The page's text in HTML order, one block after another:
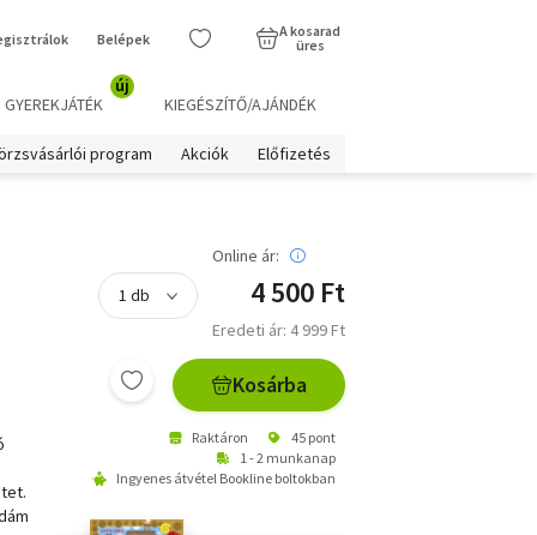
Belépek
A kosarad
üres
GYEREKJÁTÉK
új
KIEGÉSZÍTŐ/AJÁNDÉK
program Akciók Előfizetés
Online ár:
4 500 Ft
Eredeti ár: 4 999 Ft
Kosárba
Raktáron
45 pont
1 - 2 munkanap
Ingyenes átvétel Bookline boltokban